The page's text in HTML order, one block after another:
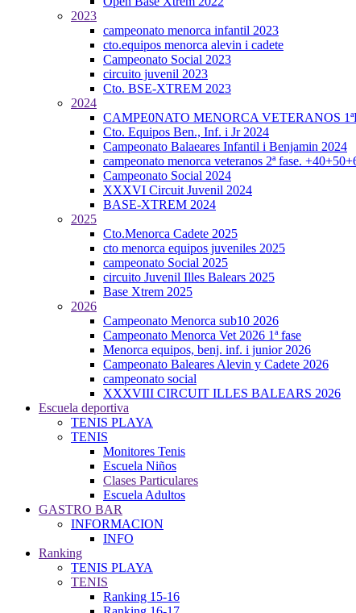
2023
campeonato menorca infantil 2023
cto.equipos menorca alevin i cadete
Campeonato Social 2023
circuito juvenil 2023
Cto. BSE-XTREM 2023
2024
CAMPE0NATO MENORCA VETERANOS
Cto. Equipos Ben., Inf. i Jr 2024
Campeonato Balaeares Infantil i Benjamin 2024
campeonato menorca veteranos 2ª fase.
Campeonato Social 2024
XXXVI Circuit Juvenil 2024
BASE-XTREM 2024
2025
Cto.Menorca Cadete 2025
cto menorca equipos juveniles 2025
campeonato Social 2025
circuito Juvenil Illes Balears 2025
Base Xtrem 2025
2026
Campeonato Menorca sub10 2026
Campeonato Menorca Vet 2026 1ª fase
Menorca equipos, benj. inf. i junior 2026
Campeonato Baleares Alevin y Cadete 2026
campeonato social
XXXVIII CIRCUIT ILLES BALEARS 2026
Escuela deportiva
TENIS PLAYA
TENIS
Monitores Tenis
Escuela Niños
Clases Particulares
Escuela Adultos
GASTRO BAR
INFORMACION
INFO
Ranking
TENIS PLAYA
TENIS
Ranking 15-16